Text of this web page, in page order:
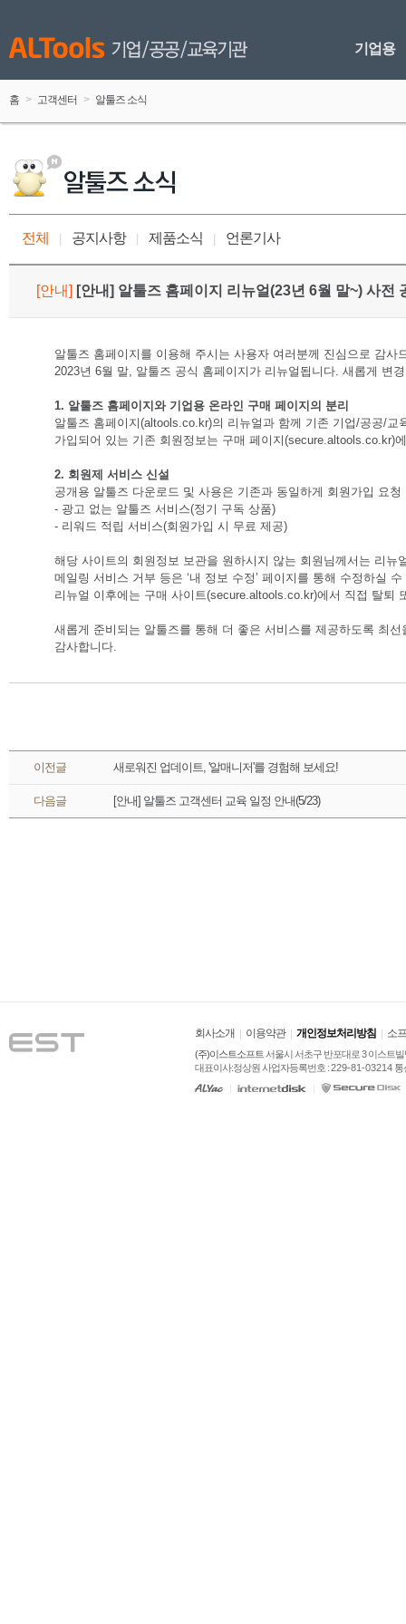
기업용
홈 > 고객센터 > 알툴즈 소식
전체 공지사항 제품소식 언론기사
[안내] [안내] 알툴즈 홈페이지 리뉴얼(23년 6월 말~) 사전
알툴즈 홈페이지를 이용해 주시는 사용자 여러분께 진심으로 감사
2023년 6월 말, 알툴즈 공식 홈페이지가 리뉴얼됩니다. 새롭게 변
1. 알툴즈 홈페이지와 기업용 온라인 구매 페이지의 분리
알툴즈 홈페이지(altools.co.kr)의 리뉴얼과 함께 기존 기업/공공/교
가입되어 있는 기존 회원정보는 구매 페이지(ecure.altools.co.kr)
2. 회원제 서비스 신설
공개용 알툴즈 다운로드 및 사용은 기존과 동일하게 회원가입 요
- 광고 없는 알툴즈 서비스(정기 구독 상품)
- 리워드 적립 서비스(회원가입 시 무료 제공)
해당 사이트의 회원정보 보관을 원하시지 않는 회원님께서는 리뉴
메일링 서비스 거부 등은 ‘내 정보 수정’ 페이지를 통해 수정하실
리뉴얼 이후에는 구매 사이트(ecure.altools.co.kr)에서 직접 탈퇴
새롭게 준비되는 알툴즈를 통해 더 좋은 서비스를 제공하도록 최
감사합니다.
이전글 새로워진 업데이트, '알매니저'를 경험해 보세요!
다음글 [안내] 알툴즈 고객센터 교육 일정 안내(5/23)
회사소개 이용약관 개인정보처리방침 소
(주)이스트소프트 서울시 서초구 반포대로 3 이스트빌
대표이사:정상원 사업자등록번호 : 229-81-03214 통